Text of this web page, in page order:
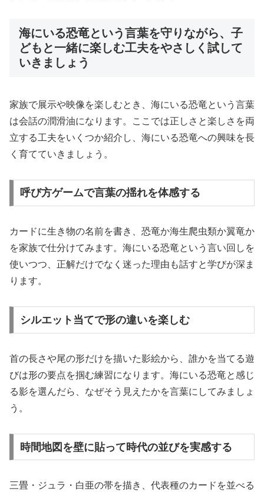
海にいる恐竜という言葉を守りながら、子
どもと一緒に楽しむ工夫をやさしく試して
いきましょう
家族で展示や映像を楽しむとき、海にいる恐竜という言葉
は会話の潤滑油になります。ここでは正しさと楽しさを両
立する工夫をいくつか紹介し、海にいる恐竜への興味を長
く育てていきましょう。
呼び方ゲームで言葉の揺れを体感する
カードに生き物の名前を書き、恐竜か海生爬虫類か翼竜か
を家族で仕分けてみます。海にいる恐竜という言い回しを
使いつつ、正解だけでなく迷った理由も話すと学びが深ま
ります。
シルエット当てで形の違いを楽しむ
首の長さや尾の形だけを描いた影絵から、誰かを当てる遊
びは形の要点を掴む練習になります。海にいる恐竜と感じ
る影を選んだら、なぜそう見えたかを言葉にしてみましょ
う。
時間地図を壁に貼って時代の並びを実感する
三畳・ジュラ・白亜の帯を描き、代表種のカードを並べる